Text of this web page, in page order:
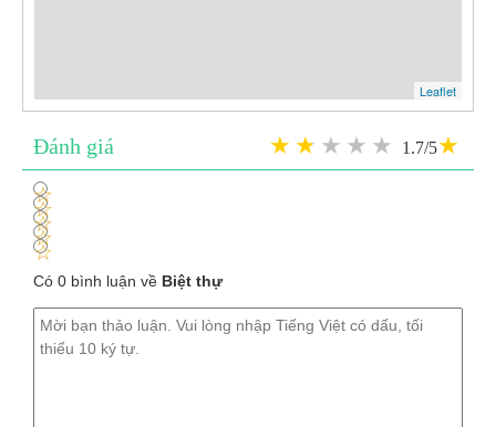
Leaflet
Đánh giá 1.7/5
1
2
3
4
5
Có 0 bình luận về Biệt thự